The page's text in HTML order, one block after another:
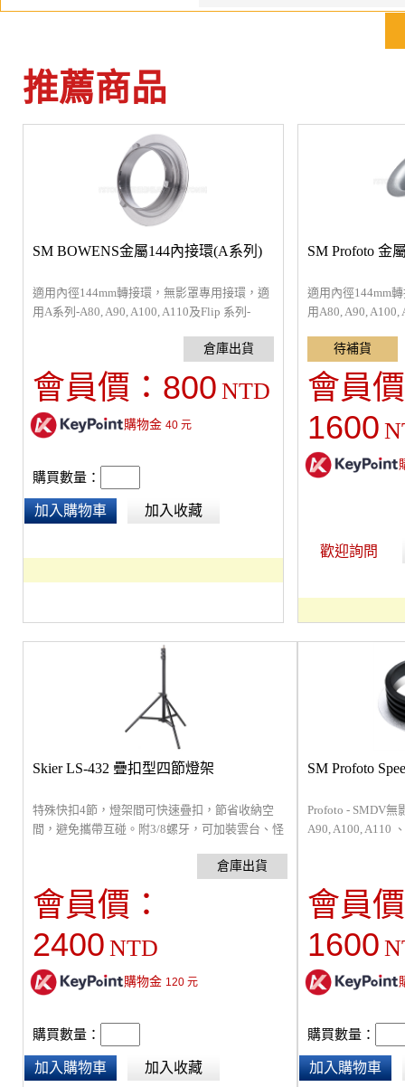
推薦商品
SM BOWENS金屬144內接環(A系列)
適用內徑144mm轉接環，無影罩專用接環，適
用A系列-A80, A90, A100, A110及Flip 系列-
會員價： 800 NTD
購物金 40元
購買數量：
加入購物車 加入收藏
SM Profoto 金
適用內徑144mm
用A80, A90, A100,
燈具。
會員
1600
歡迎詢問
Skier LS-432 疊扣型四節燈架
特殊快扣4節，燈架間可快速疊扣，節省收納空
間，避免攜帶互碰。附3/8螺牙，可加裝雲台、怪
79cm , 自重 1.4kg, 折收 75cm, 載重 8 kg。
會員價：
2400 NTD
購物金 120元
購買數量：
加入購物車 加入收藏
SM Profoto
Profoto - SMDV無
A90, A100, A110
具。
會員
1600
購買數量：
加入購物車